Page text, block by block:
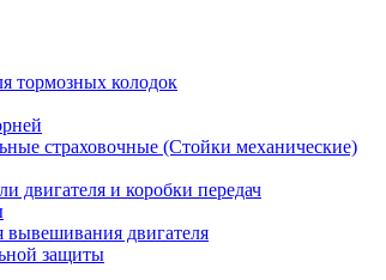
тормозных колодок
страховочные (Стойки механические)
двигателя и коробки передач
двигателя
защиты